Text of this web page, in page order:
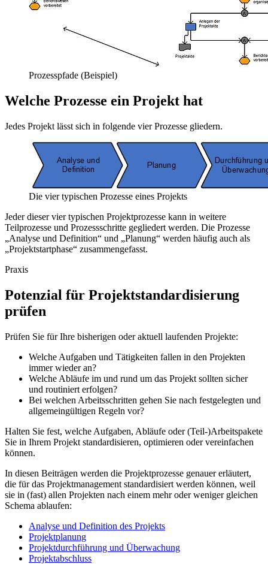
Prozesspfade (Beispiel)
Welche Prozesse ein Projekt hat
Jedes Projekt lässt sich in folgende vier Prozesse gliedern.
Die vier typischen Prozesse eines Projekts
Jeder dieser vier typischen Projektprozesse kann in weitere
Teilprozesse und Prozessschritte gegliedert werden. Die Prozesse
„Analyse und Definition“ und „Planung“ werden häufig auch als
„Projektstartphase“ zusammengefasst.
Praxis
Potenzial für Projektstandardisierung
prüfen
Prüfen Sie für Ihre bisherigen oder aktuell laufenden Projekte:
Welche Aufgaben und Tätigkeiten fallen in den Projekten
immer wieder an?
Welche Abläufe im und rund um das Projekt sollten sicher
und routiniert erfolgen?
Bei welchen Arbeitsschritten gehen Sie nach festgelegten und
allgemeingültigen Regeln vor?
Halten Sie fest, welche Aufgaben, Abläufe oder (Teil-)Arbeitspakete
Sie in Ihrem Projekt standardisieren, optimieren oder vereinfachen
können.
In diesen Beiträgen werden die Projektprozesse genauer erläutert,
die für das Projektmanagement standardisiert werden können, weil
sie in (fast) allen Projekten nach einem mehr oder weniger gleichen
Schema ablaufen:
Analyse und Definition des Projekts
Projektplanung
Projektdurchführung und Überwachung
Projektabschluss